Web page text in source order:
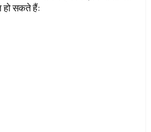
हो सकते हैं: